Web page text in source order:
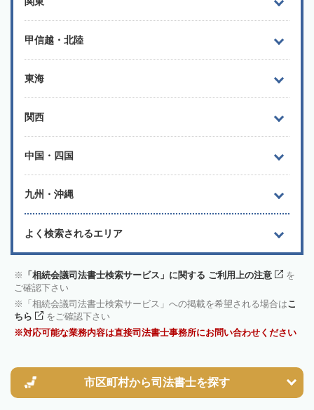
甲信越・北陸
東海
関西
中国・四国
九州・沖縄
よく検索されるエリア
「相続会議司法書士検索サービス」に関する ご利用上の注意
を
ご確認下さい
「相続会議司法書士検索サービス」への掲載を希望される場合はこ
ちら
をご確認下さい
対応可能な業務内容は直接司法書士事務所にお問い合わせください
市区町村から司法書士を探す